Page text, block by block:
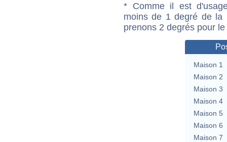
* Comme il est
moins de 1 degré de la
prenons 2 degrés pour
Maison 1
Maison 2
Maison 3
Maison 4
Maison 5
Maison 6
Maison 7